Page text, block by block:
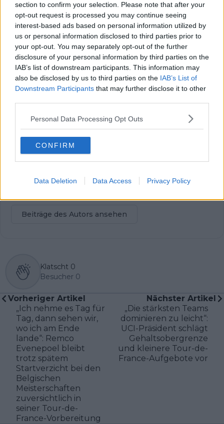
section to confirm your selection. Please note that after your
opt-out request is processed you may continue seeing
interest-based ads based on personal information utilized by
us or personal information disclosed to third parties prior to
your opt-out. You may separately opt-out of the further
disclosure of your personal information by third parties on the
IAB’s list of downstream participants. This information may
also be disclosed by us to third parties on the IAB’s List of
Downstream Participants that may further disclose it to other
Personal Data Processing Opt Outs
CONFIRM
Data Deletion Data Access Privacy Policy
Theo ist seit 2025 Teil der Redaktion von
Radsportaktuell.de und berichtet über den
professionellen Radsport. Ein Schwerpunkt seiner Arbeit
liegt auf Liveblogs zu wichtigen Renntagen und Etappen,
bei denen er das Geschehen in Echtzeit begleitet und
Ergebnisse sowie taktische Entwicklungen fortlaufend
einordnet. Darüber hinaus schreibt er aktuelle Berichte
und Hintergrundtexte rund um Teams, Fahrer und den
Rennkalender.
Praktikant und später als Werkstudent beim Online-
Gaming-Magazin EarlyGame. Aktuell studiert er
Ressortjournalismus an einer Hochschule. Theo arbeitet
aus München und ist in seiner redaktionellen Arbeit eng
mit den Kolleginnen und Kollegen der
Schwesterplattformen vernetzt, darunter Nicolas Gayer
auf sorgfältige Quellenprüfung, klare Einordnung und die
zeitnahe Aktualisierung von Inhalten, sobald neue,
Beiträge des Autors ansehen
Klatscht 0
Besucher 0
Vorheriger Artikel
„Ich nehme es Tag für
Tag, dann sehen wir,
wo ich am Ende
lande“: Remco
Evenepoel bleibt
trotz spätem
Startverzicht bei den
Belgischen
Meisterschaften
zuversichtlich in
seiner Tour-de-
France-Vorbereitung
Nächster Artikel
„Die stärksten Teams
dominieren zu leicht“:
UCI-Präsident schlägt
Gehaltsobergrenze
und kleinere Tour-de-
France-Aufgebote vor